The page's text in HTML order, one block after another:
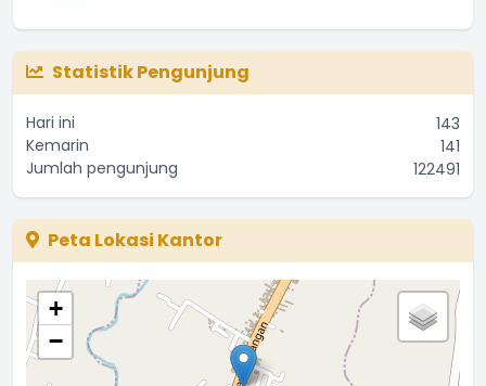
Statistik Pengunjung
Hari ini
143
Kemarin
141
Jumlah pengunjung
122491
Peta Lokasi Kantor
+
−